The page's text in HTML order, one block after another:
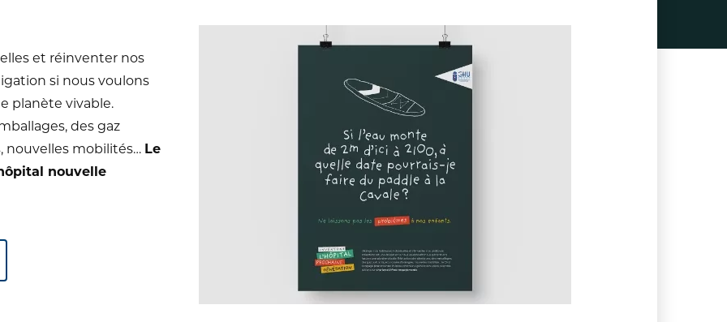
et réinventer nos
si nous voulons
planète vivable.
des gaz
nouvelles mobilités… Le
nouvelle